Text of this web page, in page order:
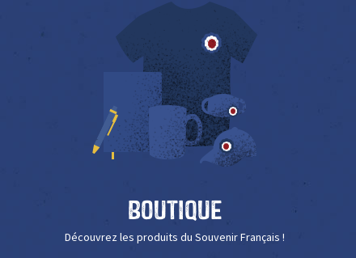
Boutique
Découvrez les produits du Souvenir Français !